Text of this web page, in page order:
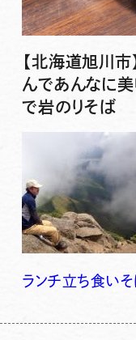
【北海道旭川
んであんなに
で岩のりそば
ランチ立ち食いそ